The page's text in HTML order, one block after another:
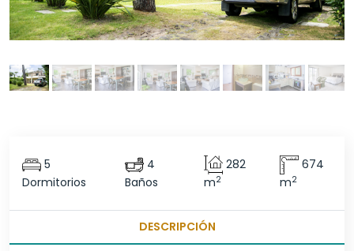
5
Dormitorios
4
Baños
282
m2
674
m2
DESCRIPCIÓN